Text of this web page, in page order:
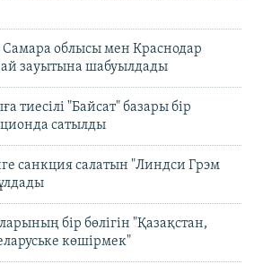
Самара облысы мен Краснодар
зауытына шабуылдады
тиесілі "Байсат" базары бір
сатылды
санкция салатын "Линдси Грэм
бір бөлігін "Қазақстан,
көшірмек"